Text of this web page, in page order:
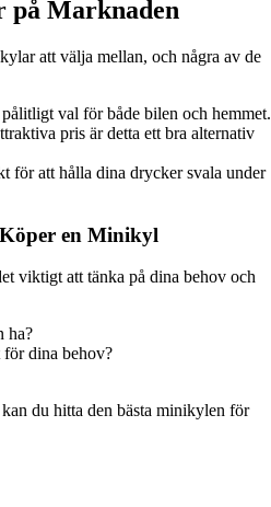
Marknaden
att välja mellan, och några av de
val för både bilen och hemmet.
pris är detta ett bra alternativ
för att hålla dina drycker svala under
en Minikyl
viktigt att tänka på dina behov och
ha?
för dina behov?
du hitta den bästa minikylen för